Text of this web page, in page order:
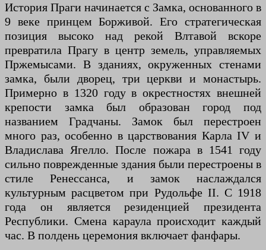
История Праги начинается с Замка, основанного в
9 веке принцем Борживой. Его стратегическая
позиция высоко над рекой Влтавой вскоре
превратила Прагу в центр земель, управляемых
Пржемысами. В зданиях, окруженных стенами
замка, были дворец, три церкви и монастырь.
Примерно в 1320 году в окрестностях внешней
крепости замка был образован город под
названием Градчаны. Замок был перестроен
много раз, особенно в царствования Карла IV и
Владислава Ягелло. После пожара в 1541 году
сильно поврежденные здания были перестроены в
стиле Ренессанса, и замок наслаждался
культурным расцветом при Рудольфе II. С 1918
года он является резиденцией президента
Республики. Смена караула происходит каждый
час. В полдень церемония включает фанфары.